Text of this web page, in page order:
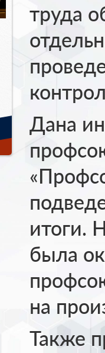
труда
Дана
итоги.
была
на
Также